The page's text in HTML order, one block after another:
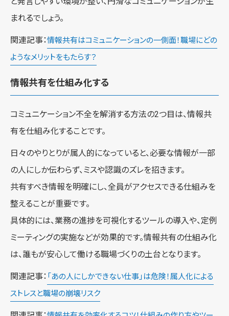
まれるでしょう。
関連記事：情報共有はコミュニケーションの一側面！職場にどの
ようなメリットをもたらす？
情報共有を仕組み化する
コミュニケーション不全を解消する方法の2つ目は、情報共
有を仕組み化することです。
日々のやりとりが属人的になっていると、必要な情報が一部
の人にしか伝わらず、ミスや認識のズレを招きます。
共有すべき情報を明確にし、全員がアクセスできる仕組みを
整えることが重要です。
具体的には、業務の進捗を可視化するツールの導入や、定例
ミーティングの実施などが効果的です。情報共有の仕組み化
は、誰もが安心して働ける職場づくりの土台となります。
関連記事： 「あの人にしかできない仕事」は危険！属人化による
ストレスと職場の崩壊リスク